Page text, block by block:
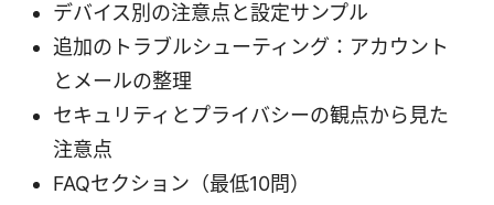
デバイス別の注意点と設定サンプル
追加のトラブルシューティング：アカウント
とメールの整理
セキュリティとプライバシーの観点から見た
注意点
FAQセクション（最低10問）